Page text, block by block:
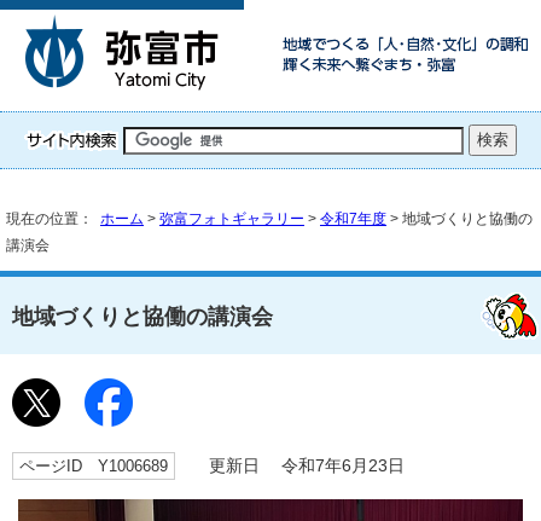
現在の位置： ホーム > 弥富フォトギャラリー > 令和7年度 > 地域づくりと協働の
講演会
地域づくりと協働の講演会
ページID Y1006689 更新日 令和7年6月23日